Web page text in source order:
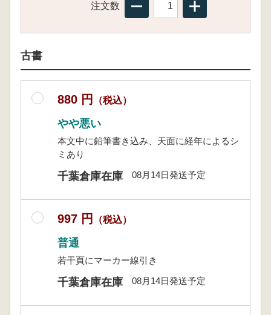
注文数
古書
880 円 （税込）
やや悪い
本文中に鉛筆書き込み、天面に経年によるシ
ミあり
千葉倉庫在庫 08月14日発送予定
997 円 （税込）
普通
若干頁にマーカー線引き
千葉倉庫在庫 08月14日発送予定